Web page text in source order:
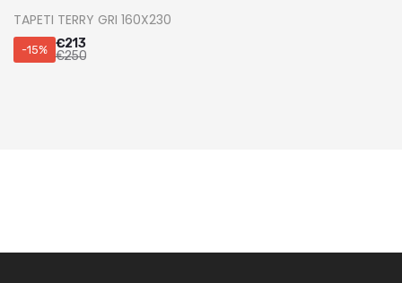
TAPETI TERRY GRI 160X230
-15% €213
€250